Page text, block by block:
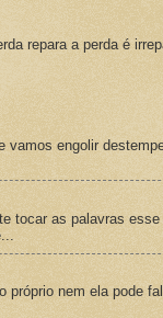
repara a perda é
vamos engolir
tocar as palavras
próprio nem ela pode